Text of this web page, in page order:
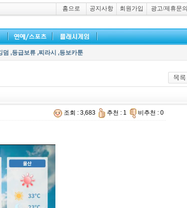
홈으로 공지사항 회원가입 광고/제휴문의
덤 ,등급보류 ,찌라시 ,등보카툰
조회 : 3,683 추천 : 1 비추천 : 0